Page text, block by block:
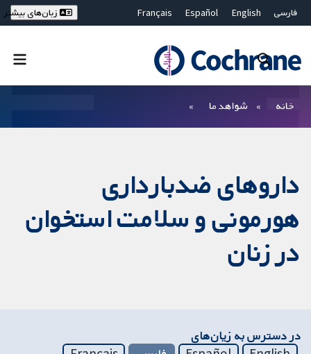
فارسی English
Español
Français
Bahasa Malaysia
ไทย
繁體中文
زبان‌های بیشتر
خانه شواهد ما
داروهای ضدبارداری
هورمونی و سلامت استخوان
در زنان
در دسترس به زیان‌های